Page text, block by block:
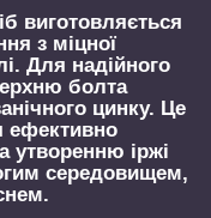
виготовляється
з міцної
Для надійного
болта
цинку. Це
ефективно
утворенню іржі
середовищем,